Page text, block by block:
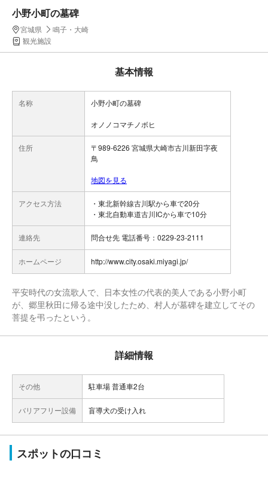
小野小町の墓碑
宮城県
鳴子・大崎
観光施設
基本情報
名称 小野小町の墓碑
オノノコマチノボヒ
住所
〒989-6226 宮城県大崎市古川新田字夜
鳥
地図を見る
アクセス方法
・東北新幹線古川駅から車で20分
・東北自動車道古川ICから車で10分
連絡先 問合せ先 電話番号：0229-23-2111
ホームページ http://www.city.osaki.miyagi.jp/
平安時代の女流歌人で、日本女性の代表的美人である小野小町
が、郷里秋田に帰る途中没したため、村人が墓碑を建立してその
菩提を弔ったという。
詳細情報
その他 駐車場 普通車2台
バリアフリー設備 盲導犬の受け入れ
スポットの口コミ